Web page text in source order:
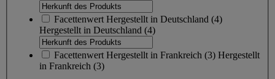
Facettenwert Hergestellt in Deutschland (4)
Hergestellt in Deutschland (4)
Facettenwert Hergestellt in Frankreich (3) Hergestellt
in Frankreich (3)